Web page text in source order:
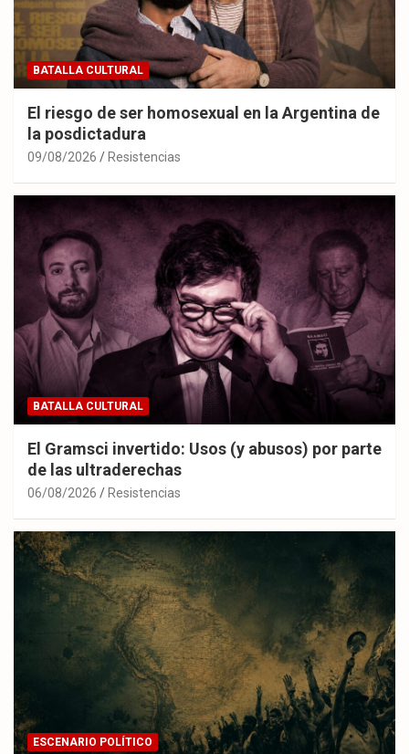
BATALLA CULTURAL
El riesgo de ser homosexual en la Argentina de
la posdictadura
09/08/2026 Resistencias
BATALLA CULTURAL
El Gramsci invertido: Usos (y abusos) por parte
de las ultraderechas
06/08/2026 Resistencias
ESCENARIO POLÍTICO